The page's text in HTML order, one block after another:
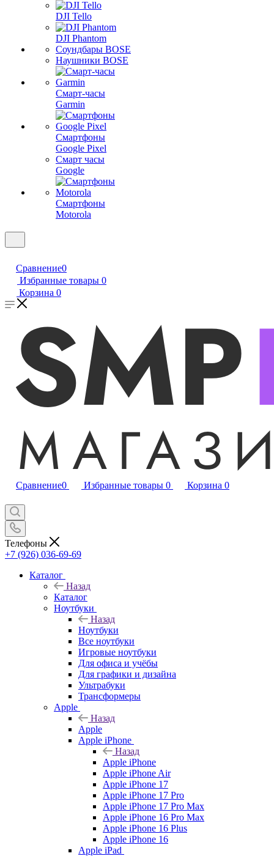
DJI Tello
DJI Phantom
Соундбары BOSE
Наушники BOSE
Смарт-часы
Garmin
Смартфоны
Google Pixel
Смарт часы
Google
Смартфоны
Motorola
Сравнение0
Избранные товары 0
Корзина 0
Сравнение0 Избранные товары 0 Корзина 0
Телефоны
+7 (926) 036-69-69
Каталог
Назад
Каталог
Ноутбуки
Назад
Ноутбуки
Все ноутбуки
Игровые ноутбуки
Для офиса и учёбы
Для графики и дизайна
Ультрабуки
Трансформеры
Apple
Назад
Apple
Apple iPhone
Назад
Apple iPhone
Apple iPhone Air
Apple iPhone 17
Apple iPhone 17 Pro
Apple iPhone 17 Pro Max
Apple iPhone 16 Pro Max
Apple iPhone 16 Plus
Apple iPhone 16
Apple iPad